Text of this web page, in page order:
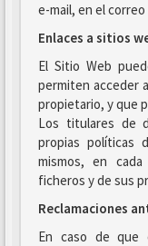
e-mail, en el
Enlaces a sitios
El Sitio Web
permiten acceder
propietario, y que
Los titulares de
propias políticas
mismos, en
ficheros y de sus
Reclamaciones
En caso de que